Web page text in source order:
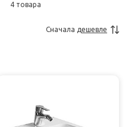
4 товара
Сначала дешевле